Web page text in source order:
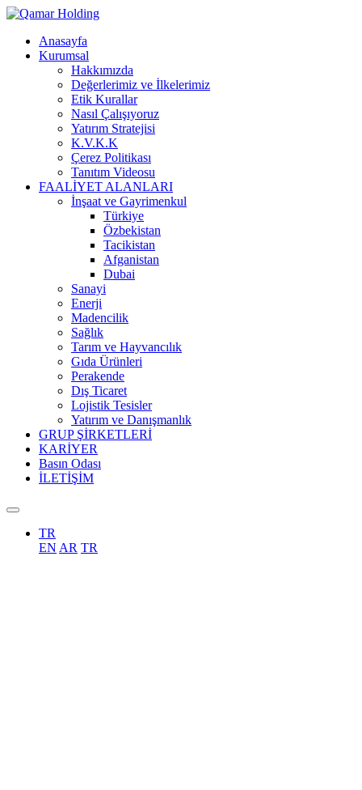
Anasayfa
Kurumsal
Hakkımızda
Değerlerimiz ve İlkelerimiz
Etik Kurallar
Nasıl Çalışıyoruz
Yatırım Stratejisi
K.V.K.K
Çerez Politikası
Tanıtım Videosu
FAALİYET ALANLARI
İnşaat ve Gayrimenkul
Türkiye
Özbekistan
Tacikistan
Afganistan
Dubai
Sanayi
Enerji
Madencilik
Sağlık
Tarım ve Hayvancılık
Gıda Ürünleri
Perakende
Dış Ticaret
Lojistik Tesisler
Yatırım ve Danışmanlık
GRUP ŞİRKETLERİ
KARİYER
Basın Odası
İLETİŞİM
TR
EN AR TR